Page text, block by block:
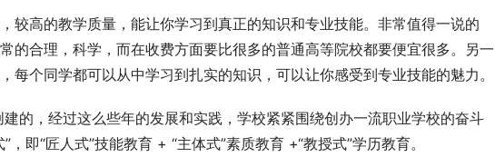
较高的教学质量，能让你学习到真正的知识和专业技能。非常值得一说的
的合理，科学，而在收费方面要比很多的普通高等院校都要便宜很多。另一
每个同学都可以从中学习到扎实的知识，可以让你感受到专业技能的魅力。
的，经过这么些年的发展和实践，学校紧紧围绕创办一流职业学校的奋斗
即“匠人式”技能教育 + “主体式”素质教育 +“教授式”学历教育。